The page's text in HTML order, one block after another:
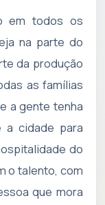
em todos os
na parte do
da produção
as famílias
a gente tenha
a cidade para
do
o talento, com
que mora